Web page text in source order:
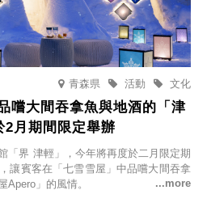
青森県 文化
活動
嚐大間吞拿魚與地酒的「津
月期間限定舉辦
「界 津輕」，今年將再度於二月限定期
讓賓客在「七雪雪屋」中品嚐大間吞拿
Apero」的風情。